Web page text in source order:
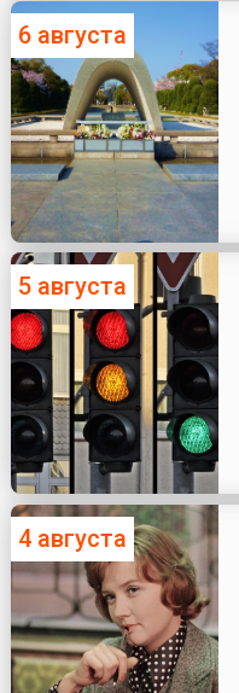
6 августа
5 августа
4 августа